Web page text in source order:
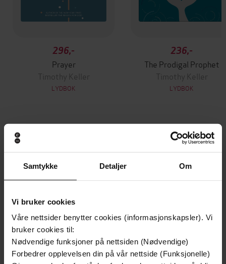
Samtykke Detaljer Om
Vi bruker cookies
Våre nettsider benytter cookies (informasjonskapsler). Vi
bruker cookies til:
Nødvendige funksjoner på nettsiden (Nødvendige)
Forbedrer opplevelsen din på vår nettside (Funksjonelle)
296,-
Prayer
Timothy Keller
LYDBOK
236,-
The Prodigal Prophet
Timothy Keller
LYDBOK
Andre har også kjøpt
Premium
Vinner av Rivertonprisen
Premium
Første gang på tilbud